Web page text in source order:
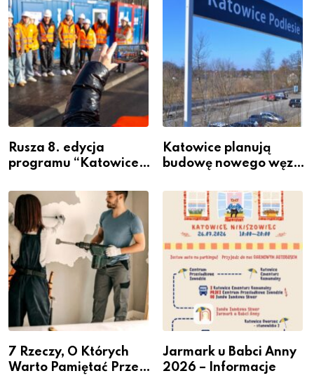
Rusza 8. edycja
programu “Katowice
– nabór dla
przedsiębiorców
Katowice planują
budowę nowego węzła
Podlesiu
7 Rzeczy, O Których
Warto Pamiętać Przed
Jarmark u Babci Anny
2026 – Informacje